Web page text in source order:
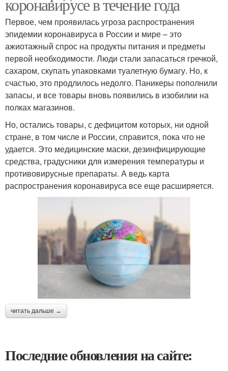
Первое, чем проявилась угроза распространения
эпидемии коронавируса в России и мире – это
ажиотажный спрос на продукты питания и предметы
первой необходимости. Люди стали запасаться гречкой,
сахаром, скупать упаковками туалетную бумагу. Но, к
счастью, это продлилось недолго. Паникеры пополнили
запасы, и все товары вновь появились в изобилии на
полках магазинов.
Но, остались товары, с дефицитом которых, ни одной
стране, в том числе и России, справится, пока что не
удается. Это медицинские маски, дезинфицирующие
средства, градусники для измерения температуры и
противовирусные препараты. А ведь карта
распространения коронавируса все еще расширяется.
читать дальше →
Последние обновления на сайте: